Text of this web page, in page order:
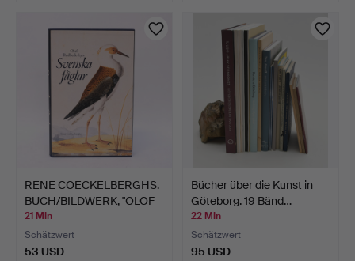
RENE COECKELBERGHS.
BUCH/BILDWERK, "OLOF
R…
21 Min
Schätzwert
53 USD
Bücher über die Kunst in
Göteborg. 19 Bänd…
22 Min
Schätzwert
95 USD